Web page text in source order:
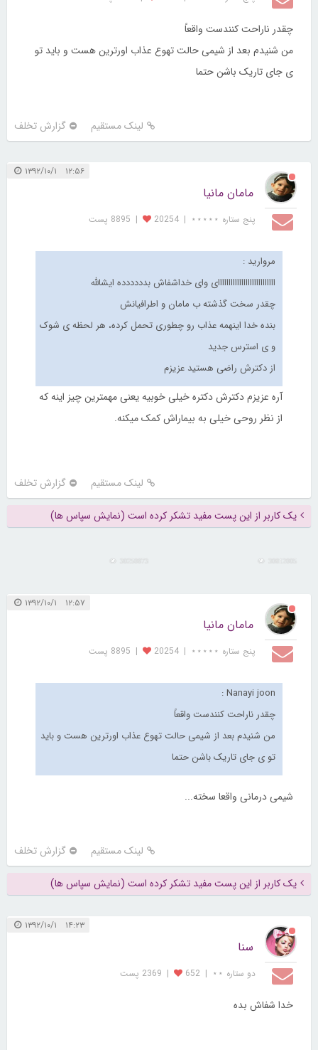
چقدر ناراحت کنندست واقعاً
من شنیدم بعد از شیمی حالت تهوع عذاب اورترین هست و باید تو
ی جای تاریک باشن حتما
لینک مستقیم گزارش تخلف
۱۲:۵۶ ۱۳۹۲/۱۰/۱
مامان مانیا
پنج ستاره ⋆⋆⋆⋆⋆ |
20254
| 8895 پست
مروارید :
ااااااااااااااااااااااااااای وای خداشفاش بدددددده ایشالله
چقدر سخت گذشته ب مامان و اطرافیانش
بنده خدا اینهمه عذاب رو چطوری تحمل کرده، هر لحظه ی شوک
و ی استرس جدید
از دکترش راضی هستید عزیزم
آره عزیزم دکترش دکتره خیلی خوبیه یعنی مهمترین چیز اینه که
از نظر روحی خیلی به بیماراش کمک میکنه.
لینک مستقیم گزارش تخلف
یک کاربر از این پست مفید تشکر کرده است (نمایش سپاس ها)
۱۲:۵۷ ۱۳۹۲/۱۰/۱
مامان مانیا
پنج ستاره ⋆⋆⋆⋆⋆ |
20254
| 8895 پست
Nanayi joon :
چقدر ناراحت کنندست واقعاً
من شنیدم بعد از شیمی حالت تهوع عذاب اورترین هست و باید
تو ی جای تاریک باشن حتما
شیمی درمانی واقعا سخته...
لینک مستقیم گزارش تخلف
یک کاربر از این پست مفید تشکر کرده است (نمایش سپاس ها)
۱۴:۲۳ ۱۳۹۲/۱۰/۱
سنا
دو ستاره ⋆⋆ |
652
| 2369 پست
خدا شفاش بده